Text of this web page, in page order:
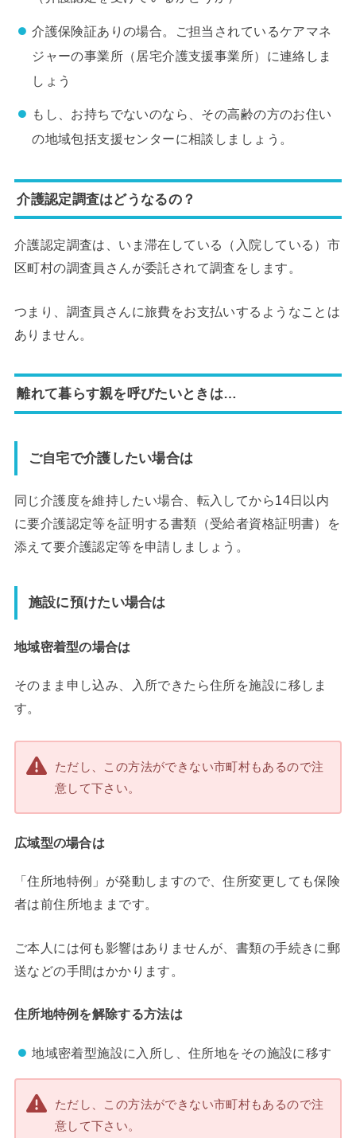
介護保険証ありの場合。ご担当されているケアマネ
ジャーの事業所（居宅介護支援事業所）に連絡しま
しょう
もし、お持ちでないのなら、その高齢の方のお住い
の地域包括支援センターに相談しましょう。
介護認定調査はどうなるの？
介護認定調査は、いま滞在している（入院している）市
区町村の調査員さんが委託されて調査をします。
つまり、調査員さんに旅費をお支払いするようなことは
ありません。
離れて暮らす親を呼びたいときは…
ご自宅で介護したい場合は
同じ介護度を維持したい場合、転入してから14日以内
に要介護認定等を証明する書類（受給者資格証明書）を
添えて要介護認定等を申請しましょう。
施設に預けたい場合は
地域密着型の場合は
そのまま申し込み、入所できたら住所を施設に移しま
す。
ただし、この方法ができない市町村もあるので注
意して下さい。
広域型の場合は
「住所地特例」が発動しますので、住所変更しても保険
者は前住所地ままです。
ご本人には何も影響はありませんが、書類の手続きに郵
送などの手間はかかります。
住所地特例を解除する方法は
地域密着型施設に入所し、住所地をその施設に移す
ただし、この方法ができない市町村もあるので注
意して下さい。